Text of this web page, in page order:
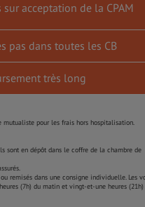
acceptation de la CPAM
pas dans toutes les CB
très long
mutualiste pour les frais hors hospitalisation.
sont en dépôt dans le coffre de la chambre de
remisés dans une consigne individuelle. Les
(7h) du matin et vingt-et-une heures